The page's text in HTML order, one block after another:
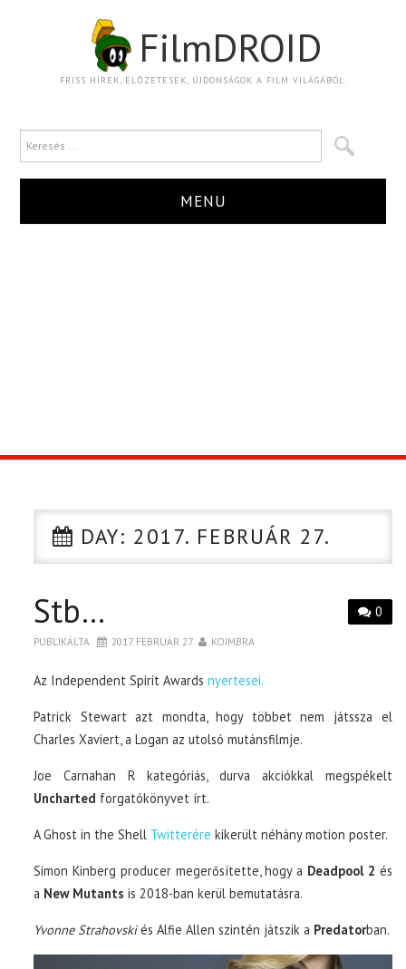
FilmDROID
FRISS HÍREK, ELŐZETESEK, ÚJDONSÁGOK A FILM VILÁGÁBÓL.
MENU
CIKK
PÓLÓ RENDELÉS
DAY: 2017. FEBRUÁR 27.
0
Stb…
PUBLIKÁLTA 2017. FEBRUÁR 27. KOIMBRA
Az Independent Spirit Awards nyertesei.
Patrick Stewart azt mondta, hogy többet nem játssza el
Charles Xaviert, a Logan az utolsó mutánsfilmje.
Joe Carnahan R kategóriás, durva akciókkal megspékelt
Uncharted forgatókönyvet írt.
A Ghost in the Shell Twitterére kikerült néhány motion poster.
Simon Kinberg producer megerősítette, hogy a Deadpool 2 és
a New Mutants is 2018-ban kerül bemutatásra.
Yvonne Strahovskiés Alfie Allen szintén játszik a Predatorban.